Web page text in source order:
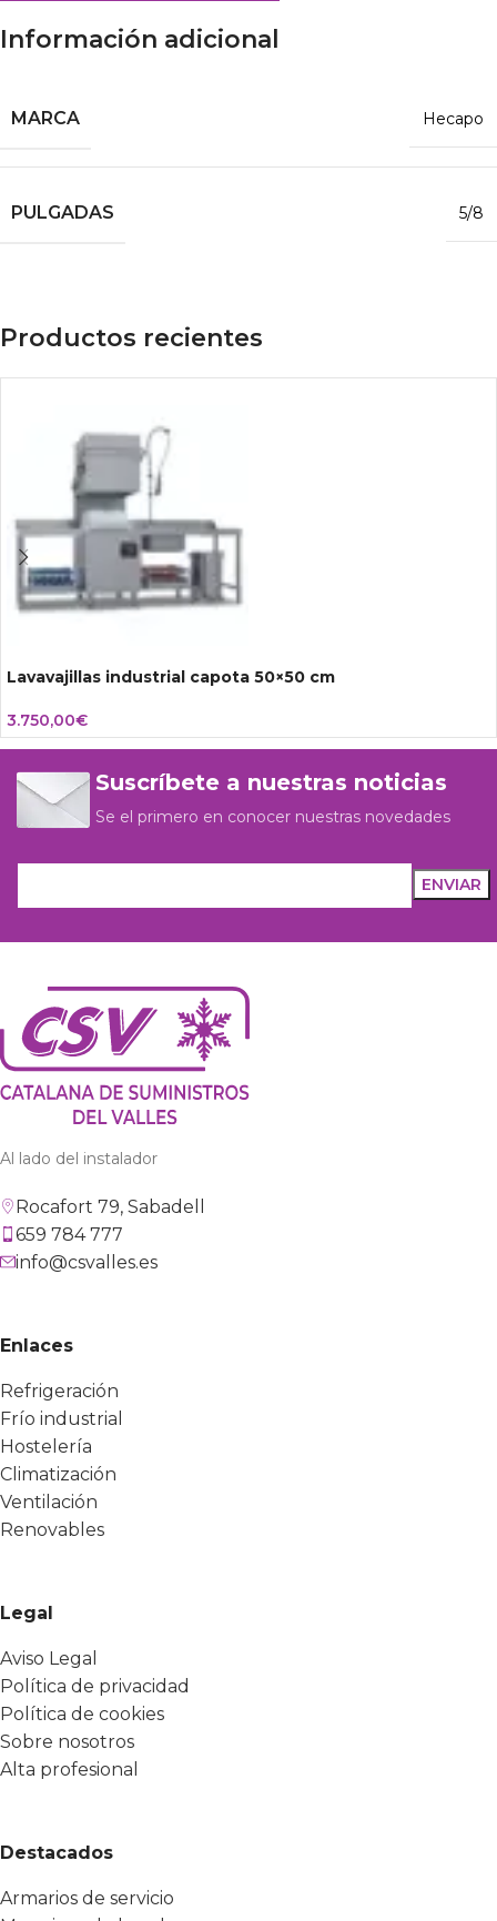
Información adicional
MARCA Hecapo
PULGADAS 5/8
Productos recientes
Lavavajillas industrial capota 50×50 cm
3.750,00€
Suscríbete a nuestras noticias
Se el primero en conocer nuestras novedades
Al lado del instalador
Rocafort 79, Sabadell
659 784 777
info@csvalles.es
Enlaces
Refrigeración
Frío industrial
Hostelería
Climatización
Ventilación
Renovables
Legal
Aviso Legal
Política de privacidad
Política de cookies
Sobre nosotros
Alta profesional
Destacados
Armarios de servicio